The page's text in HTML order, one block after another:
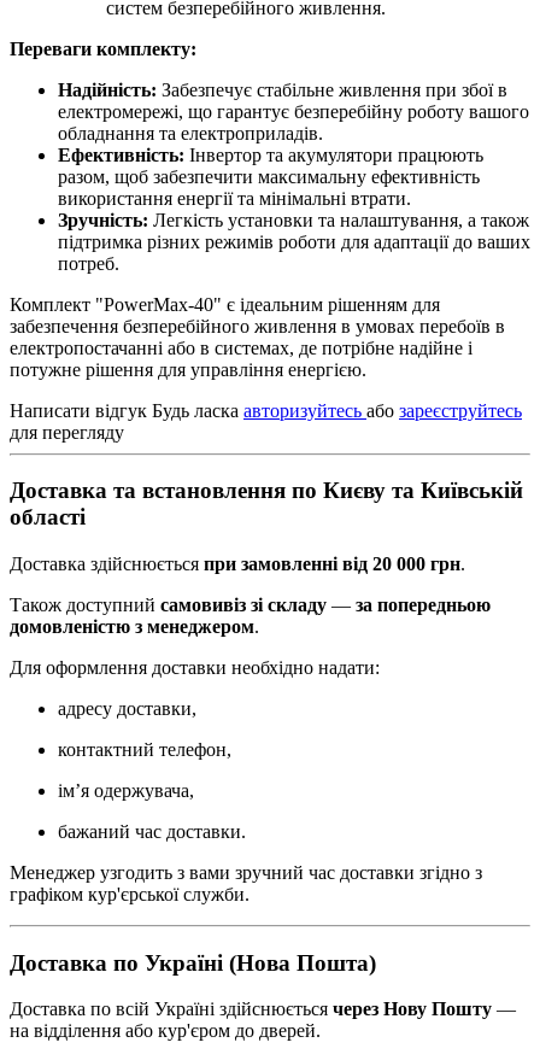
систем безперебійного живлення.
Переваги комплекту:
Надійність: Забезпечує стабільне живлення при збої в
електромережі, що гарантує безперебійну роботу вашого
обладнання та електроприладів.
Ефективність: Інвертор та акумулятори працюють
разом, щоб забезпечити максимальну ефективність
використання енергії та мінімальні втрати.
Зручність: Легкість установки та налаштування, а також
підтримка різних режимів роботи для адаптації до ваших
потреб.
Комплект "PowerMax-40" є ідеальним рішенням для
забезпечення безперебійного живлення в умовах перебоїв в
електропостачанні або в системах, де потрібне надійне і
потужне рішення для управління енергією.
Написати відгук Будь ласка авторизуйтесь або зареєструйтесь
для перегляду
Доставка та встановлення по Києву та Київській
області
Доставка здійснюється при замовленні від 20 000 грн.
Також доступний самовивіз зі складу — за попередньою
домовленістю з менеджером.
Для оформлення доставки необхідно надати:
адресу доставки,
контактний телефон,
ім’я одержувача,
бажаний час доставки.
Менеджер узгодить з вами зручний час доставки згідно з
графіком кур'єрської служби.
Доставка по Україні (Нова Пошта)
Доставка по всій Україні здійснюється через Нову Пошту —
на відділення або кур'єром до дверей.